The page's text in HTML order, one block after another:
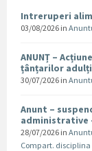
Intreruperi
03/08/2026 in
ANUNȚ –
țânțarilor adulți
30/07/2026 in
Anunt –
administrative
28/07/2026 in
Compart.